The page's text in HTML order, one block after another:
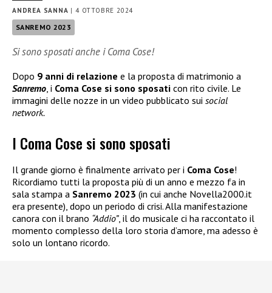
ANDREA SANNA |4 OTTOBRE 2024
SANREMO 2023
Si sono sposati anche i Coma Cose!
Dopo 9 anni di relazione e la proposta di matrimonio a
Sanremo, i Coma Cose si sono sposati con rito civile. Le
immagini delle nozze in un video pubblicato sui social
network.
I Coma Cose si sono sposati
Il grande giorno è finalmente arrivato per i Coma Cose!
Ricordiamo tutti la proposta più di un anno e mezzo fa in
sala stampa a Sanremo 2023 (in cui anche Novella2000.it
era presente), dopo un periodo di crisi. Alla manifestazione
canora con il brano “Addio”, il do musicale ci ha raccontato il
momento complesso della loro storia d’amore, ma adesso è
solo un lontano ricordo.